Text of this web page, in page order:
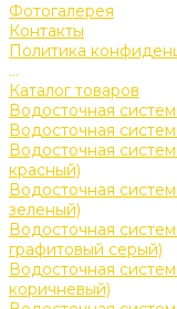
Фотогалерея
Контакты
Политика
...
Каталог товаров
Водосточная
Водосточная
Водосточная
красный)
Водосточная
зеленый)
Водосточная
графитовый серый)
Водосточная
коричневый)